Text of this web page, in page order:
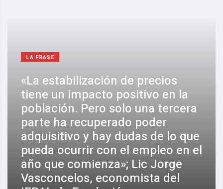
LA FRASE
«La estabilización de precios
tiene un impacto positivo en la
población. Pero solo una tercera
parte ha recuperado poder
adquisitivo y hay dudas de lo que
pueda ocurrir con el empleo en el
año que comienza»; Lic Jorge
Vasconcelos, economista del